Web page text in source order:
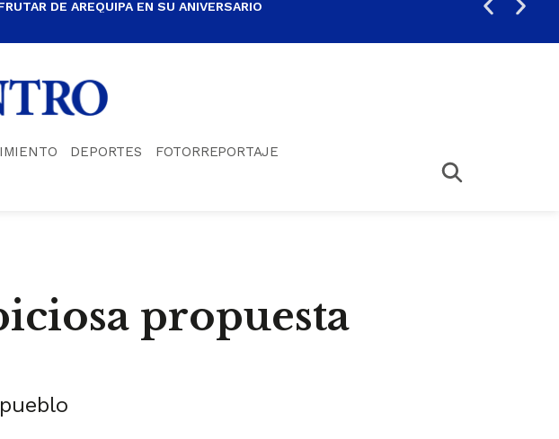
DE AREQUIPA EN SU ANIVERSARIO
DEPORTES FOTORREPORTAJE
propuesta